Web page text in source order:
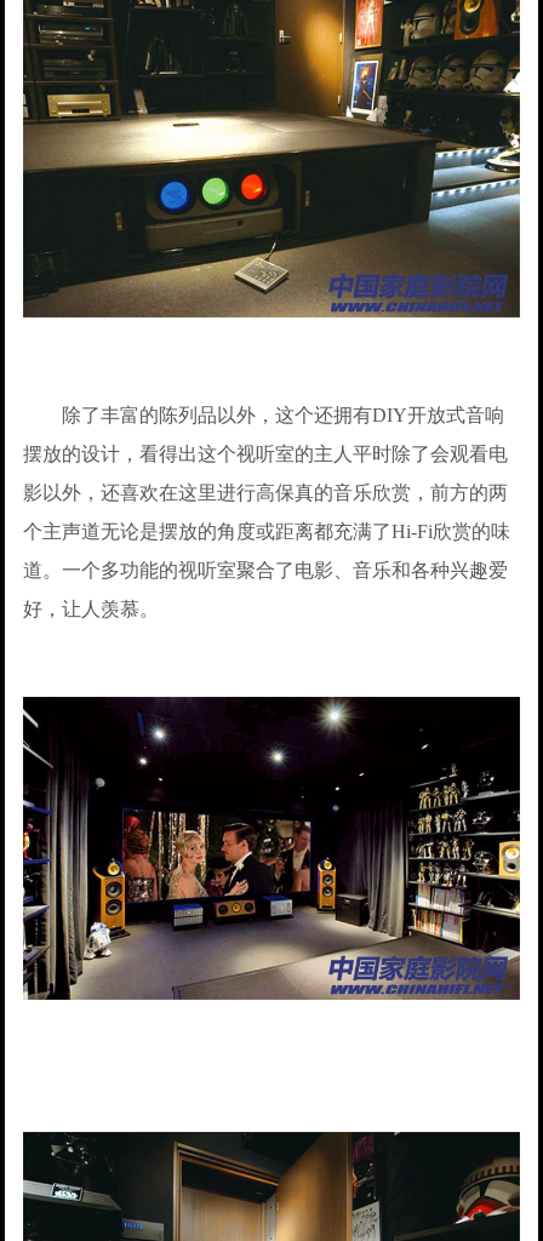
除了丰富的陈列品以外，这个还拥有DIY开放式音响
摆放的设计，看得出这个视听室的主人平时除了会观看电
影以外，还喜欢在这里进行高保真的音乐欣赏，前方的两
个主声道无论是摆放的角度或距离都充满了Hi-Fi欣赏的味
道。一个多功能的视听室聚合了电影、音乐和各种兴趣爱
好，让人羡慕。